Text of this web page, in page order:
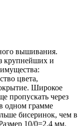
вышивания.
крупнейших и
цвета,
Широкое
пропускать через
одном грамме
бисеринок, чем в
10/0=2.4 мм.